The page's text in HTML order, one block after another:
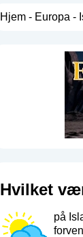
Hjem- Europa -
Hvilket
på